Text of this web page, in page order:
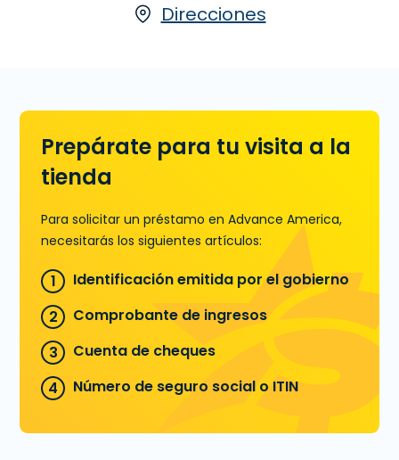
de Día de Pago. Para obtener un
precalificar.
Aprende más sobre Préstamos a
Direcciones
Prepárate para tu visita a la
tienda
Para solicitar un préstamo en Advance America,
necesitarás los siguientes artículos:
Identificación emitida por el gobierno
Comprobante de ingresos
Cuenta de cheques
Número de seguro social o ITIN